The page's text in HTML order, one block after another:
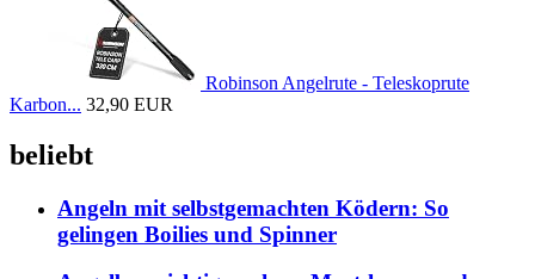
Robinson Angelrute - Teleskoprute
Karbon... 32,90 EUR
beliebt
Angeln mit selbstgemachten Ködern: So
gelingen Boilies und Spinner